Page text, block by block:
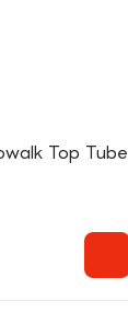
Top Tube